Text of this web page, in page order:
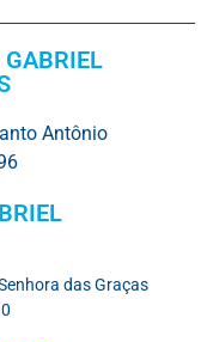
GABRIEL
Antônio
das Graças